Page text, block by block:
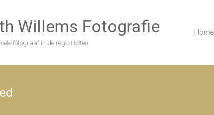
Willems Fotografie
fotograaf in de regio Holten
Home